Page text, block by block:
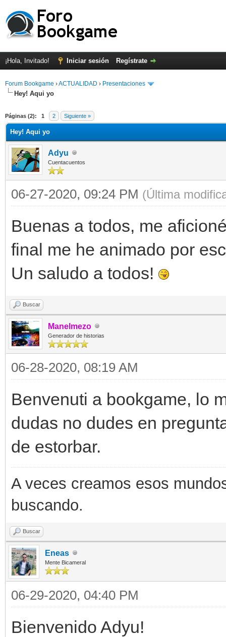
¡Hola, Invitado! Iniciar sesión Regístrate
Forum Bookgame ›ACTUALIDAD › Presentaciones
Hey! Aqui yo
Páginas (2): 1 2 Siguiente »
Hey! Aqui yo
Adyu
Cuentacuentos
06-27-2020, 09:24 PM (Última
Buenas a todos, me
final me he animado por
Un saludo a todos!
Buscar
Manelmezo
Generador de historias
06-28-2020, 08:19 AM
Benvenuti a bookgame, lo
dudas no dudes en
de estorbar.
A veces creamos esos
buscando.
Buscar
Eneas
Mente Bicameral
06-29-2020, 04:40 PM
Bienvenido Adyu!